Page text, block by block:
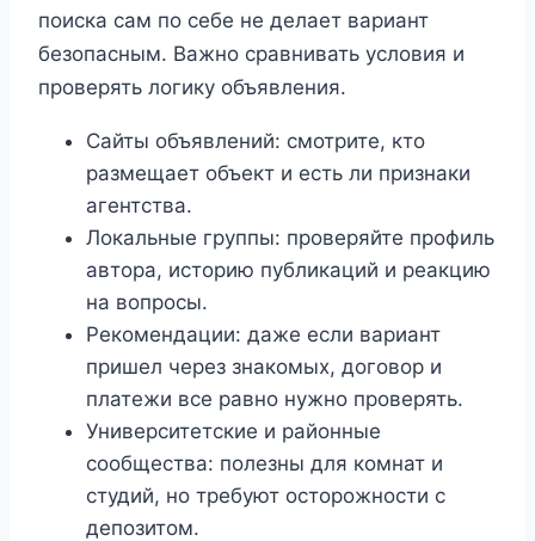
поиска сам по себе не делает вариант
безопасным. Важно сравнивать условия и
проверять логику объявления.
Сайты объявлений: смотрите, кто
размещает объект и есть ли признаки
агентства.
Локальные группы: проверяйте профиль
автора, историю публикаций и реакцию
на вопросы.
Рекомендации: даже если вариант
пришел через знакомых, договор и
платежи все равно нужно проверять.
Университетские и районные
сообщества: полезны для комнат и
студий, но требуют осторожности с
депозитом.